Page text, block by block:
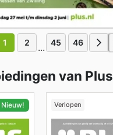
1 2 ... 45 46
van Plus
Nieuw! Verlopen